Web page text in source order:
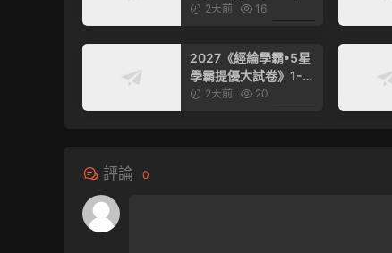
上英語）
2天前
16
2027《經綸學霸•5星
學霸提優大試卷》1-6
年級上數學（人教版）
2天前
20
評論 0